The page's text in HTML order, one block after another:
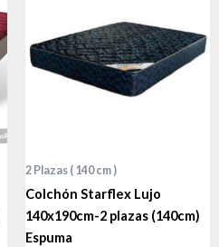
2 Plazas ( 140 cm )
Colchón Starflex Lujo
140x190cm-2 plazas (140cm)
Espuma